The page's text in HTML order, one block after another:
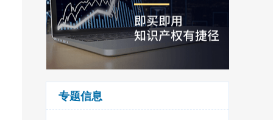
专题信息